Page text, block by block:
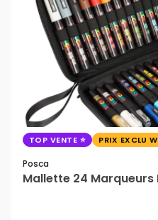
TOP VENTE PRIX EXCLU
Posca
Mallette 24